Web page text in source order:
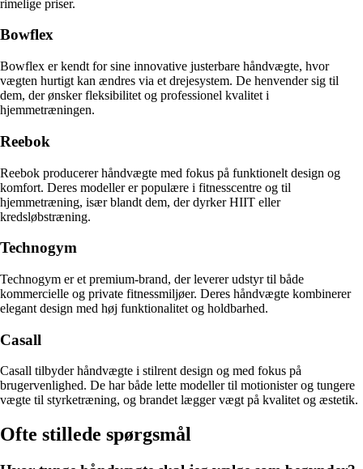
rimelige priser.
Bowflex
Bowflex er kendt for sine innovative justerbare håndvægte, hvor
vægten hurtigt kan ændres via et drejesystem. De henvender sig til
dem, der ønsker fleksibilitet og professionel kvalitet i
hjemmetræningen.
Reebok
Reebok producerer håndvægte med fokus på funktionelt design og
komfort. Deres modeller er populære i fitnesscentre og til
hjemmetræning, især blandt dem, der dyrker HIIT eller
kredsløbstræning.
Technogym
Technogym er et premium-brand, der leverer udstyr til både
kommercielle og private fitnessmiljøer. Deres håndvægte kombinerer
elegant design med høj funktionalitet og holdbarhed.
Casall
Casall tilbyder håndvægte i stilrent design og med fokus på
brugervenlighed. De har både lette modeller til motionister og tungere
vægte til styrketræning, og brandet lægger vægt på kvalitet og æstetik.
Ofte stillede spørgsmål